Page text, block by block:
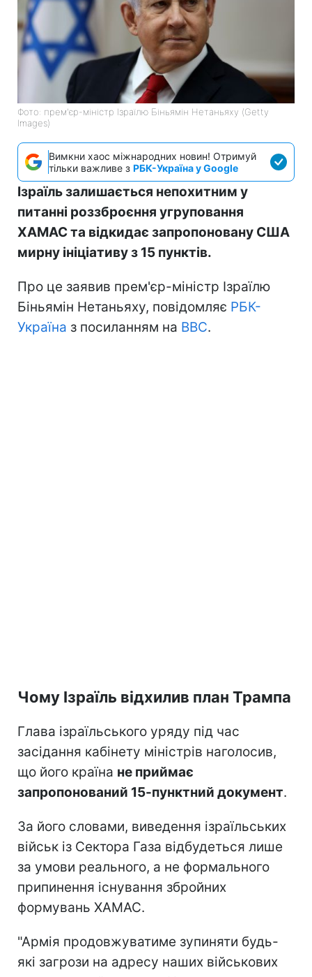
Фото: прем'єр-міністр Ізраїлю Біньямін Нетаньяху (Getty
Images)
Вимкни хаос міжнародних новин! Отримуй
тільки важливе з РБК-Україна у Google
Ізраїль залишається непохитним у
питанні роззброєння угруповання
ХАМАС та відкидає запропоновану США
мирну ініціативу з 15 пунктів.
Про це заявив прем'єр-міністр Ізраїлю
Біньямін Нетаньяху, повідомляє РБК-
Україна з посиланням на BBC.
Чому Ізраїль відхилив план Трампа
Глава ізраїльського уряду під час
засідання кабінету міністрів наголосив,
що його країна не приймає
запропонований 15-пунктний документ.
За його словами, виведення ізраїльських
військ із Сектора Газа відбудеться лише
за умови реального, а не формального
припинення існування збройних
формувань ХАМАС.
"Армія продовжуватиме зупиняти будь-
які загрози на адресу наших військових